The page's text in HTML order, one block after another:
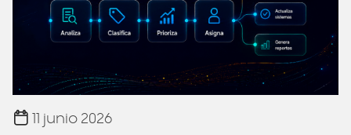
11 junio 2026